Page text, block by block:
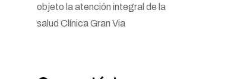
objeto la atención integral de la
salud Clínica Gran Via